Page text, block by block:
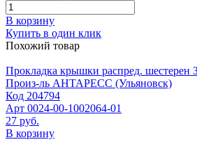
В корзину
Купить в один клик
Похожий товар
Прокладка крышки распред.
Произ-ль АНТАРЕСС (Ульяновск)
Код 204794
Арт 0024-00-1002064-01
27 руб.
В корзину